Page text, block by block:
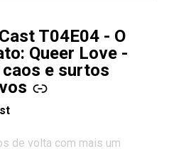
T04E04 - O
Queer Love -
caos e surtos
de volta com mais um